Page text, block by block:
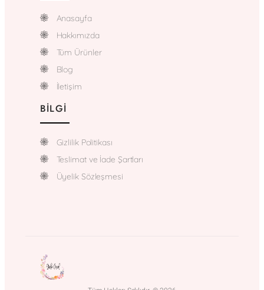
Anasayfa
Hakkımızda
Tüm Ürünler
Blog
İletişim
BILGI
Gizlilik Politikası
Teslimat ve İade Şartları
Üyelik Sözleşmesi